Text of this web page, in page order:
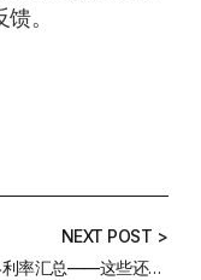
。
NEXT POST >
2020年终利率汇总——这些还有三十天就过期的银行促销，你真的要错过吗？